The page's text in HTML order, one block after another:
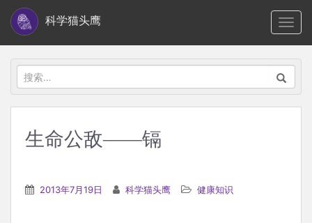
i
科学猫头鹰
搜
索：
生命公敌——镉
2013年7月19日 科学猫头鹰 健康知识